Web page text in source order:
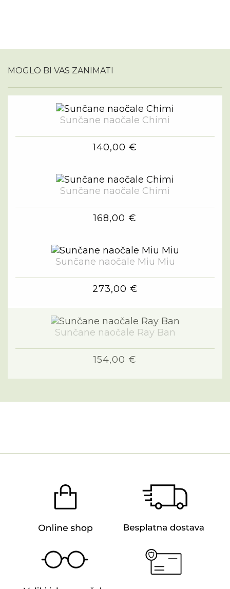
MOGLO BI VAS ZANIMATI
Sunčane naočale Chimi
140,00 €
Sunčane naočale Chimi
168,00 €
Sunčane naočale Miu Miu
273,00 €
Sunčane naočale Ray Ban
154,00 €